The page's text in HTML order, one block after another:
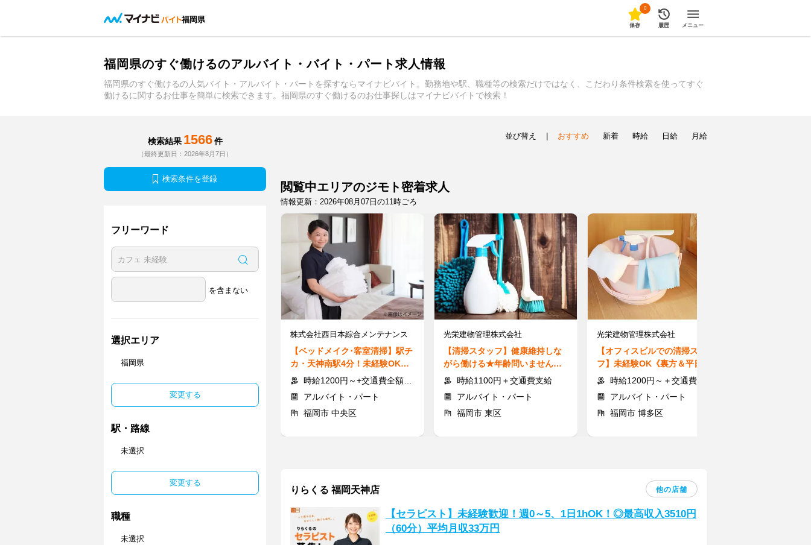
福岡県
0
保存 履歴 メニュー
福岡県のすぐ働けるのアルバイト・バイト・パート求人情報
福岡県のすぐ働けるの人気バイト・アルバイト・パートを探すならマイナビバイト。勤務地や駅、職種等の検索だけではなく、こだわり条件検索を使ってすぐ
働けるに関するお仕事を簡単に検索できます。福岡県のすぐ働けるのお仕事探しはマイナビバイトで検索！
検索結果 1566 件
（最終更新日：2026年8月7日）
検索条件を登録
フリーワード
を含まない
選択エリア
福岡県
変更する
駅・路線
未選択
変更する
職種
未選択
並び替え おすすめ 新着 時給 日給 月給
閲覧中エリアのジモト密着求人
情報更新：2026年08月07日の11時ごろ
株式会社西日本綜合メンテナンス
【ベッドメイク･客室清掃】駅チ
カ・天神南駅4分！未経験OK★1
日4.5hだけ◎交通費全額支給
時給1200円～+交通費全額支給
アルバイト・パート
福岡市 中央区
光栄建物管理株式会社
【清掃スタッフ】健康維持しな
がら働ける★年齢問いません！
未経験/1日4時間＆午前のみ♪
時給1100円＋交通費支給
アルバイト・パート
福岡市 東区
光栄建物管理株式会社
【オフィスビルでの清掃スタッ
フ】未経験OK《裏方＆平日限
定》午後のみ・残業なし◎
時給1200円～＋交通費支給
アルバイト・パート
福岡市 博多区
りらくる 福岡天神店 他の店舗
【セラピスト】未経験歓迎！週0～5、1日1hOK！◎最高収入3510円
（60分）平均月収33万円